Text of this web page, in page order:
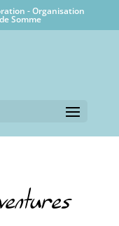
- Organisation
Somme